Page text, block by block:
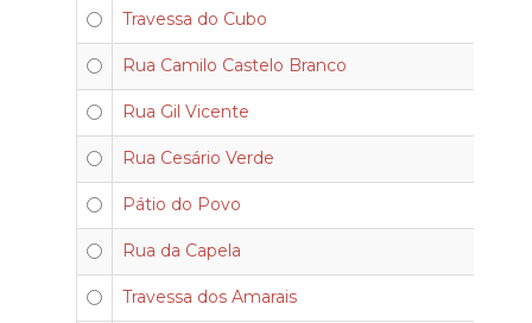
Travessa do Cubo
Rua Camilo Castelo Branco
Rua Gil Vicente
Rua Cesário Verde
Pátio do Povo
Rua da Capela
Travessa dos Amarais